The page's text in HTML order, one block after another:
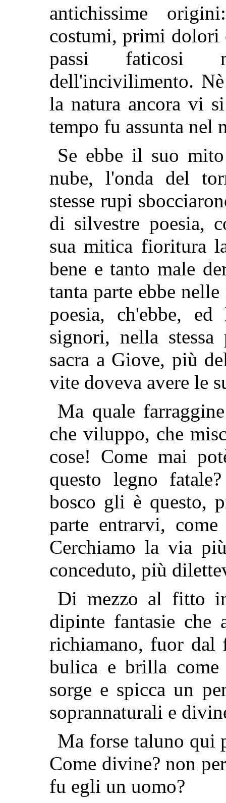
antichissime
costumi, primi dolori
passi faticosi
dell'incivilimento.
la natura ancora vi
tempo fu assunta nel
Se ebbe il suo
nube, l'onda del
stesse rupi
di silvestre poesia,
sua mitica fioritura
bene e tanto male
tanta parte ebbe
poesia, ch'ebbe,
signori, nella
sacra a Giove, più
vite doveva avere le
Ma quale
che viluppo, che
cose! Come mai
questo legno
bosco gli è questo,
parte entrarvi, come
Cerchiamo la via
conceduto, più
Di mezzo al fitto
dipinte fantasie che
richiamano, fuor dal
bulica e brilla
sorge e spicca un
soprannaturali e
Ma forse taluno qui
Come divine? non
fu egli un uomo?